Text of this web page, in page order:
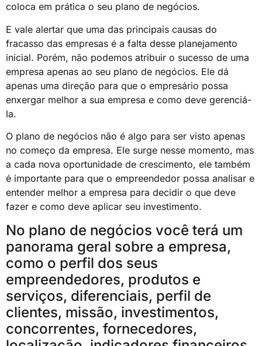
coloca em prática o seu plano de negócios.
E vale alertar que uma das principais causas do
fracasso das empresas é a falta desse planejamento
inicial. Porém, não podemos atribuir o sucesso de uma
empresa apenas ao seu plano de negócios. Ele dá
apenas uma direção para que o empresário possa
enxergar melhor a sua empresa e como deve gerenciá-
la.
O plano de negócios não é algo para ser visto apenas
no começo da empresa. Ele surge nesse momento, mas
a cada nova oportunidade de crescimento, ele também
é importante para que o empreendedor possa analisar e
entender melhor a empresa para decidir o que deve
fazer e como deve aplicar seu investimento.
No plano de negócios você terá um
panorama geral sobre a empresa,
como o perfil dos seus
empreendedores, produtos e
serviços, diferenciais, perfil de
clientes, missão, investimentos,
concorrentes, fornecedores,